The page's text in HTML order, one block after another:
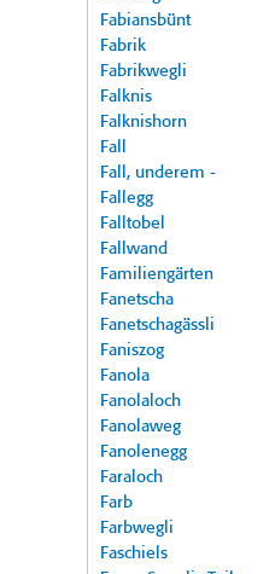
Fabiansbünt
Fabrik
Fabrikwegli
Falknis
Falknishorn
Fall
Fall, underem -
Fallegg
Falltobel
Fallwand
Familiengärten
Fanetscha
Fanetschagässli
Faniszog
Fanola
Fanolaloch
Fanolaweg
Fanolenegg
Faraloch
Farb
Farbwegli
Faschiels